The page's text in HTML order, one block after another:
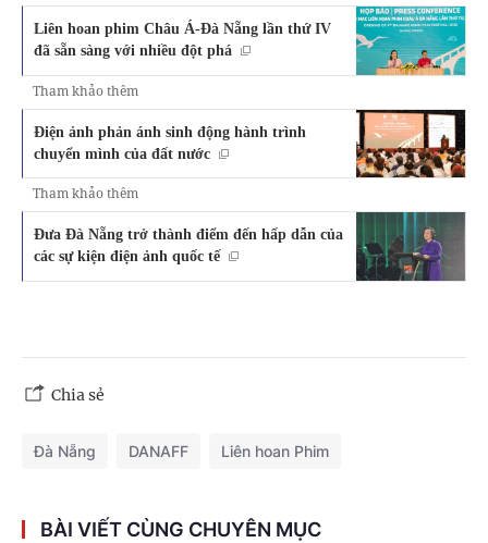
Liên hoan phim Châu Á-Đà Nẵng lần thứ IV
đã sẵn sàng với nhiều đột phá
Tham khảo thêm
Điện ảnh phản ánh sinh động hành trình
chuyển mình của đất nước
Tham khảo thêm
Đưa Đà Nẵng trở thành điểm đến hấp dẫn của
các sự kiện điện ảnh quốc tế
Chia sẻ
Đà Nẵng DANAFF Liên hoan Phim
BÀI VIẾT CÙNG CHUYÊN MỤC